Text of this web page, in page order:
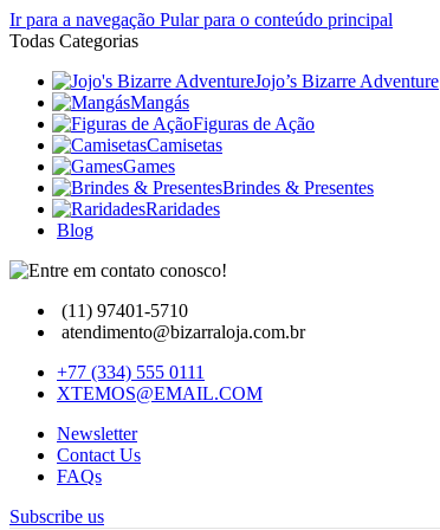
Ir para a navegação Pular para o conteúdo principal
Todas Categorias
Jojo’s Bizarre Adventure
Mangás
Figuras de Ação
Camisetas
Games
Brindes & Presentes
Raridades
Blog
(11) 97401-5710
atendimento@bizarraloja.com.br
+77 (334) 555 0111
XTEMOS@EMAIL.COM
Newsletter
Contact Us
FAQs
Subscribe us